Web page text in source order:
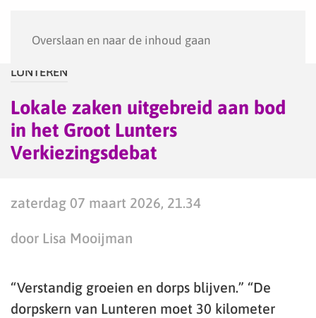
Overslaan en naar de inhoud gaan
LUNTEREN
Lokale zaken uitgebreid aan bod
in het Groot Lunters
Verkiezingsdebat
zaterdag 07 maart 2026, 21.34
door Lisa Mooijman
“Verstandig groeien en dorps blijven.” “De
dorpskern van Lunteren moet 30 kilometer